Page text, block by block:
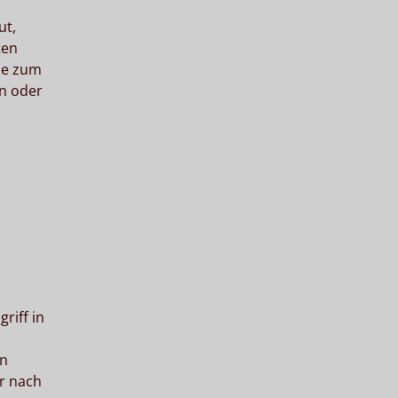
zum
oder
in
nach